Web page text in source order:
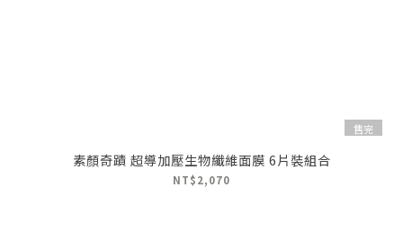
售完
素顏奇蹟 超導加壓生物纖維面膜 6片裝組合
NT$2,070